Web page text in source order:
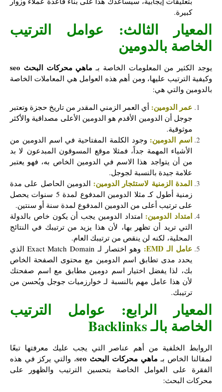
كبيرة.
المعيار الثالث: عوامل الترتيب
الخاصة بالدومين
يوجد الكثير من المعلومات الخاصة بـ ماهي محركات البحث seo
وكيفية الترتيب عليها، ومن أهم هذه العوامل هي المعاملات الخاصة
بالدومين والتي هي:
عمر الدومين: أي العمر الزمني المقدر من تاريخ حجزة وتعتبر
جوجل أن الدومين الأقدم هو الدومين الأعلى مصداقية والأكثر
موثوقية.
اسم الدومين: وجود الكلمة المفتاحية في اسم الدومين من
الأشياء المهمة جداً، فمثلا موقع المسوقون المبدعون لا بد
من أن يتواجد هذا الاسم في الدومين الخاص به، فهو يعتبر
علامة جيدة بالنسبة لجوجل.
المدة الزمنية لاستئجار الدومين: الدومين الحاصل على مدة
زمنية أطول كـ مثلا الدومين المدفوع لمدة 5 سنوات يحصل
على ترتيب أعلى من الدومين المدفوع لمدة سنة أو سنتين.
امتداد الدومين: امتداد الدومين يجب أن يكون خاص بالدولة
التي تريد أن تظهر بها، لأن هذا يزيد من ترتيبك في النتائج
المحلية، لكنه لن ينقص من ترتيبك العام.
عامل الـ EMD:
وهو اختصار لـ Exact Match Domain الذي
يحدد مدى تطابق اسم الدومين مع محتوى الصفحة الخاص
بك، لذا يفضل اختيار اسم دومين مطابق مع اسم صفحتك
لأن هذا عامل مهم بالنسبة لـ خوارزميات جوجل ويُحسن من
ترتيبك.
المعيار الرابع: عوامل الترتيب
الخاصة بالـ Backlinks
الروابط الخلفية من أهم عناصر التي يجب عليك معرفتها تبعًا
لمقالنا الخاص بـماهي محركات البحث seo
، والتي يركز في هذه
الفقرة على العوامل الخاصة بتحسين الترتيب والظهور على
محركات البحث: